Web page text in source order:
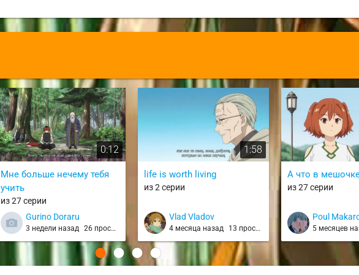
0:12
Мне больше нечему тебя
учить
из 27 серии
Gurino Doraru
3 недели назад 26 просмотров
1:58
life is worth living
из 2 серии
Vlad Vladov
4 месяца назад 13 просмотров
А что в
из 27 серии
Poul
5 месяцев